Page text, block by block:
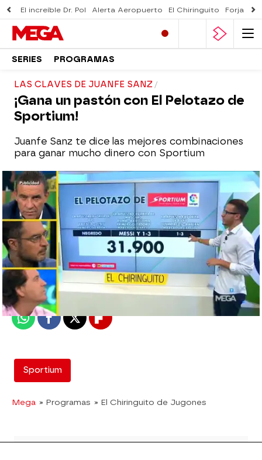
El increíble Dr. Pol Alerta Aeropuerto El Chiringuito Forjado
SERIES PROGRAMAS
LAS CLAVES DE JUANFE SANZ
¡Gana un pastón con El Pelotazo de
Sportium!
Juanfe Sanz te dice las mejores combinaciones
para ganar mucho dinero con Sportium
mega
madrid
Publicado:08 de junio de 2018, 19:44
WhatsappFacebook
X Flipboard
Sportium
Mega » Programas » El Chiringuito de Jugones